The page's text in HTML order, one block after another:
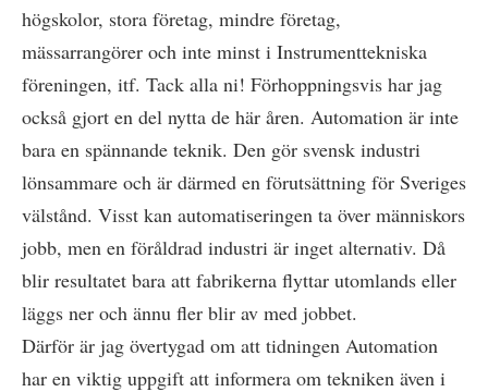
högskolor, stora företag, mindre företag,
mässarrangörer och inte minst i Instrumenttekniska
föreningen, itf. Tack alla ni! Förhoppningsvis har jag
också gjort en del nytta de här åren. Automation är inte
bara en spännande teknik. Den gör svensk industri
lönsammare och är därmed en förutsättning för Sveriges
välstånd. Visst kan automatiseringen ta över människors
jobb, men en föråldrad industri är inget alternativ. Då
blir resultatet bara att fabrikerna flyttar utomlands eller
läggs ner och ännu fler blir av med jobbet.
Därför är jag övertygad om att tidningen Automation
har en viktig uppgift att informera om tekniken även i